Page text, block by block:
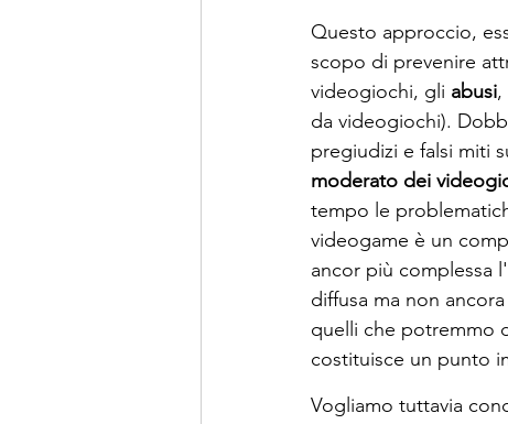
Questo approccio,
scopo di prevenire
videogiochi, gli abusi,
da videogiochi).
pregiudizi e falsi miti
moderato dei
tempo le
videogame è un
ancor più complessa
diffusa ma non
quelli che potremmo
costituisce un punto
Vogliamo tuttavia